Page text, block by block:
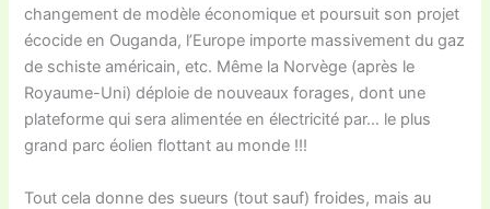
changement de modèle économique et poursuit son projet
écocide en Ouganda, l’Europe importe massivement du gaz
de schiste américain, etc. Même la Norvège (après le
Royaume-Uni) déploie de nouveaux forages, dont une
plateforme qui sera alimentée en électricité par… le plus
grand parc éolien flottant au monde !!!
Tout cela donne des sueurs (tout sauf) froides, mais au